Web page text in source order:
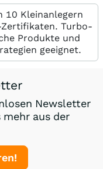
10 Kleinanlegern
Turbo-
Produkte und
geeignet.
Newsletter
aus der